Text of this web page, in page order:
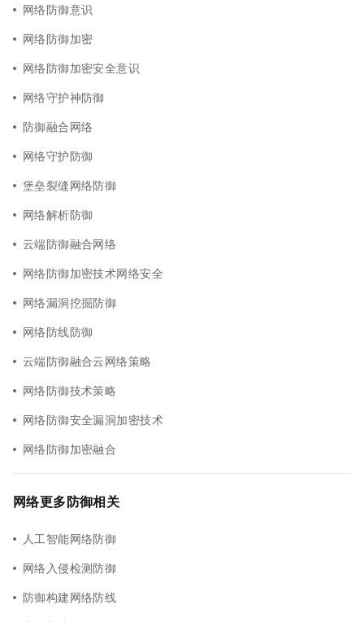
网络防御意识
网络防御加密
网络防御加密安全意识
网络守护神防御
防御融合网络
网络守护防御
堡垒裂缝网络防御
网络解析防御
云端防御融合网络
网络防御加密技术网络安全
网络漏洞挖掘防御
网络防线防御
云端防御融合云网络策略
网络防御技术策略
网络防御安全漏洞加密技术
网络防御加密融合
网络更多防御相关
人工智能网络防御
网络入侵检测防御
防御构建网络防线